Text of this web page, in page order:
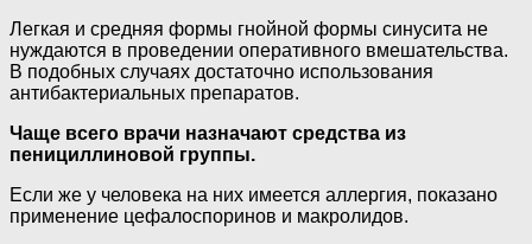
Легкая и средняя формы гнойной формы синусита не
нуждаются в проведении оперативного вмешательства.
В подобных случаях достаточно использования
антибактериальных препаратов.
Чаще всего врачи назначают средства из
пенициллиновой группы.
Если же у человека на них имеется аллергия, показано
применение цефалоспоринов и макролидов.